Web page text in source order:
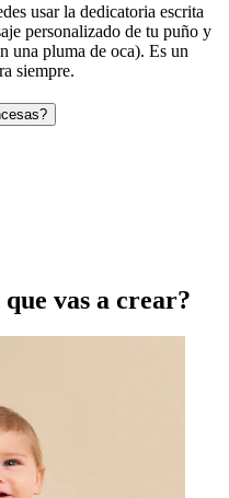
usar la dedicatoria escrita
personalizado de tu puño y
una pluma de oca). Es un
siempre.
vas a crear?